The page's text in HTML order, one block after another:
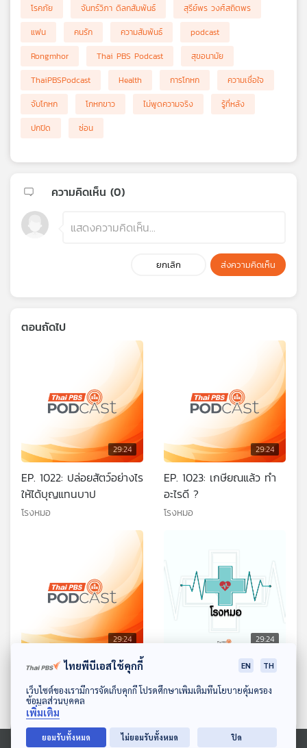
ดาวน์โหลด Thai PBS Podcast Application
โรคภัย
จันทร์วิภา ดิลกสัมพันธ์
สุรีย์พร วงศ์สถิตพร
แฟน
คนรัก ความสัมพันธ์
podcast
Rongmhor
Thai PBS Podcast
สุขอนามัย
ThaiPBSPodcast
Health การโกหก
ความเชื่อใจ
จับโกหก
โกหกขาว ไม่พูดความจริง
รู้ที่หลัง
ปกปิด
ซ่อน
ความคิดเห็น (0)
ยกเลิก ส่งความคิดเห็น
ตอนถัดไป
29:24
EP. 1022: ปล่อยสัตว์อย่างไร
ให้ได้บุญแทนบาป
โรงหมอ
29:24
EP. 1023: เกษียณแล้ว ทำ
อะไรดี ?
โรงหมอ
29:24
EP. 1024: ชอบคิดไปก่อน
จนไม่มีความสุข และติดอยู่
กับความวิตกกังวล
โรงหมอ
29:24
EP. 1025: ทดสอบอัปโหลด3
โรงหมอ
ไทยพีบีเอสใช้คุกกี้ EN TH
เว็บไซต์ของเรามีการจัดเก็บคุกกี้ โปรดศึกษาเพิ่มเติมที่นโยบายคุ้มครอง
ข้อมูลส่วนบุคคล
เพิ่มเติม
ยอมรับทั้งหมด ไม่ยอมรับทั้งหมด ปิด